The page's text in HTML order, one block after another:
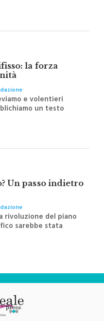
la forza
e volentieri
un testo
dalla scrittrice
Mariella
Un passo indietro
rivoluzione del piano
sarebbe stata
se preceduta da
culturale"